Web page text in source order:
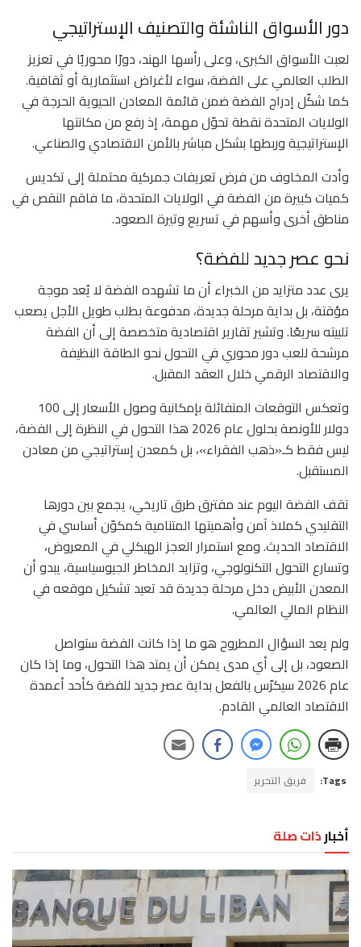
دور الأسواق الناشئة والتصنيف الإستراتيجي
لعبت الأسواق الكبرى، وعلى رأسها الهند، دورًا محوريًا في تعزيز
الطلب العالمي على الفضة، سواء لأغراض استثمارية أو ثقافية.
كما شكّل إدراج الفضة ضمن قائمة المعادن الحيوية الحرجة في
الولايات المتحدة نقطة تحوّل مهمة، إذ رفع من مكانتها
الإستراتيجية وربطها بشكل مباشر بالأمن الاقتصادي والصناعي.
وأدت المخاوف من فرض تعريفات جمركية محتملة إلى تكديس
كميات كبيرة من الفضة في الولايات المتحدة، ما فاقم النقص في
مناطق أخرى وأسهم في تسريع وتيرة الصعود.
نحو عصر جديد للفضة؟
يرى عدد متزايد من الخبراء أن ما تشهده الفضة لا يُعد موجة
مؤقتة، بل بداية مرحلة جديدة، مدفوعة بطلب طويل الأجل يصعب
تلبيته سريعًا. وتشير تقارير اقتصادية متخصصة إلى أن الفضة
مرشحة للعب دور محوري في التحول نحو الطاقة النظيفة
والاقتصاد الرقمي خلال العقد المقبل.
وتعكس التوقعات المتفائلة بإمكانية وصول الأسعار إلى 100
دولار للأونصة بحلول عام 2026 هذا التحول في النظرة إلى الفضة،
ليس فقط كـ«ذهب الفقراء»، بل كمعدن إستراتيجي من معادن
المستقبل.
تقف الفضة اليوم عند مفترق طرق تاريخي، يجمع بين دورها
التقليدي كملاذ آمن وأهميتها المتنامية كمكوّن أساسي في
الاقتصاد الحديث. ومع استمرار العجز الهيكلي في المعروض،
وتسارع التحول التكنولوجي، وتزايد المخاطر الجيوسياسية، يبدو أن
المعدن الأبيض دخل مرحلة جديدة قد تعيد تشكيل موقعه في
النظام المالي العالمي.
ولم يعد السؤال المطروح هو ما إذا كانت الفضة ستواصل
الصعود، بل إلى أي مدى يمكن أن يمتد هذا التحول، وما إذا كان
عام 2026 سيكرّس بالفعل بداية عصر جديد للفضة كأحد أعمدة
الاقتصاد العالمي القادم.
Tags: فريق التحرير
أخبارذات صلة